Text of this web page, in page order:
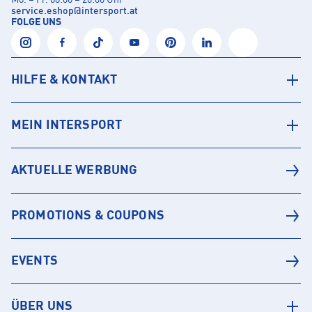
service.eshop@intersport.at
FOLGE UNS
HILFE & KONTAKT
MEIN INTERSPORT
AKTUELLE WERBUNG
PROMOTIONS & COUPONS
EVENTS
ÜBER UNS